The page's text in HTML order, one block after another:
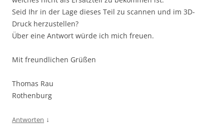
Seid Ihr in der Lage dieses Teil zu scannen und im 3D-
Druck herzustellen?
Über eine Antwort würde ich mich freuen.
Mit freundlichen Grüßen
Thomas Rau
Rothenburg
Antworten ↓